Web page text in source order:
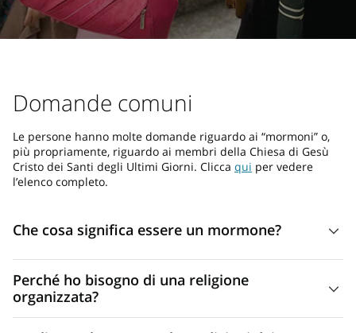
Domande comuni
Le persone hanno molte domande riguardo ai “mormoni” o,
più propriamente, riguardo ai membri della Chiesa di Gesù
Cristo dei Santi degli Ultimi Giorni. Clicca qui per vedere
l’elenco completo.
Che cosa significa essere un mormone?
Giorni sono proprio come tutti gli altri. Infatti, potresti
rimanere sorpreso nel vedere quanto possono essere
normali! La loro vita è fatta di alti e di bassi, e di tutto ciò
Perché ho bisogno di una religione
organizzata?